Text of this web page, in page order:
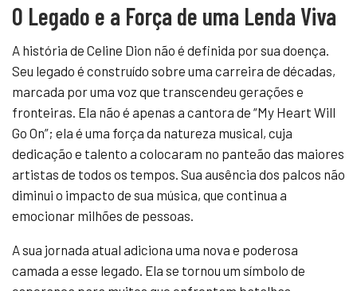
O Legado e a Força de uma Lenda Viva
A história de Celine Dion não é definida por sua doença.
Seu legado é construído sobre uma carreira de décadas,
marcada por uma voz que transcendeu gerações e
fronteiras. Ela não é apenas a cantora de “My Heart Will
Go On”; ela é uma força da natureza musical, cuja
dedicação e talento a colocaram no panteão das maiores
artistas de todos os tempos. Sua ausência dos palcos não
diminui o impacto de sua música, que continua a
emocionar milhões de pessoas.
A sua jornada atual adiciona uma nova e poderosa
camada a esse legado. Ela se tornou um símbolo de